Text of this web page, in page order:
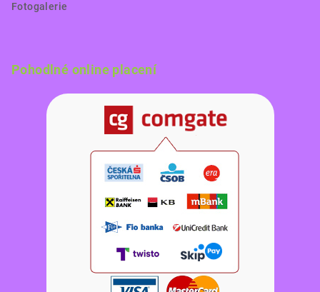
Fotogalerie
Pohodlné online placení